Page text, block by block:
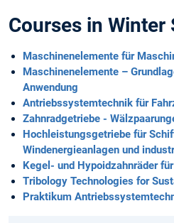
Courses in Winter
Maschinenelemente für
Maschinenelemente –
Anwendung
Antriebssystemtechnik für
Zahnradgetriebe -
Hochleistungsgetriebe für
Windenergieanlagen und
Kegel- und Hypoidzahnräder
Tribology Technologies for
Praktikum